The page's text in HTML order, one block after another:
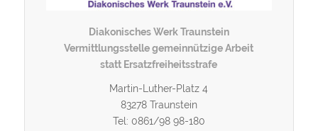
Diakonisches Werk Traunstein
Vermittlungsstelle gemeinnützige Arbeit
statt Ersatzfreiheitsstrafe
Martin-Luther-Platz 4
83278 Traunstein
Tel: 0861/98 98-180